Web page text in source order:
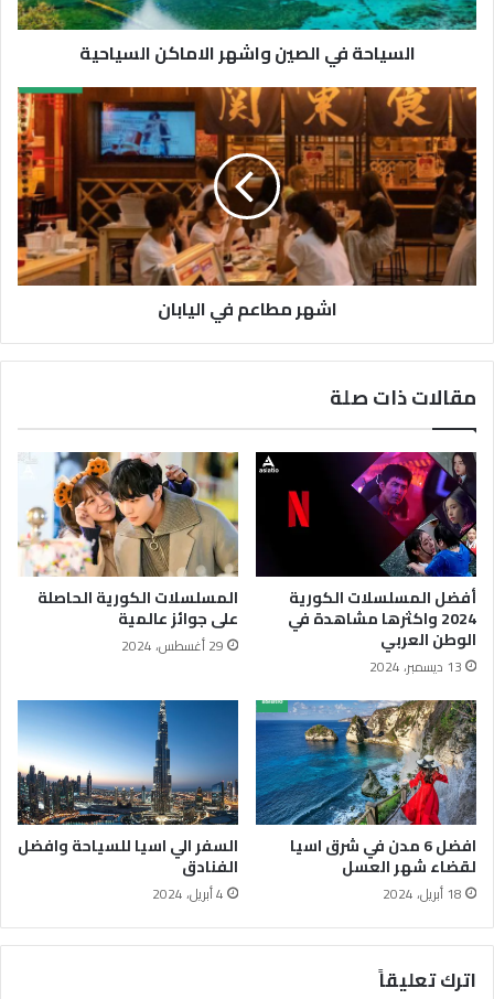
السياحة في الصين واشهر الاماكن السياحية
اشهر مطاعم في اليابان
مقالات ذات صلة
أفضل المسلسلات الكورية
2024 واكثرها مشاهدة في
الوطن العربي
13 ديسمبر، 2024
المسلسلات الكورية الحاصلة
على جوائز عالمية
29 أغسطس، 2024
افضل 6 مدن في شرق اسيا
لقضاء شهر العسل
18 أبريل، 2024
السفر الي اسيا للسياحة وافضل
الفنادق
4 أبريل، 2024
اترك تعليقاً